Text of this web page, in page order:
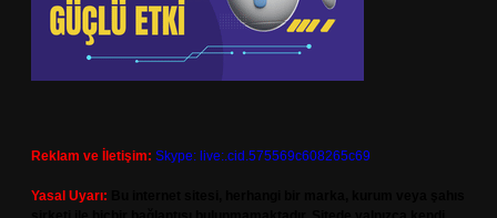
Reklam ve İletişim: Skype: live:.cid.575569c608265c69
Yasal Uyarı: